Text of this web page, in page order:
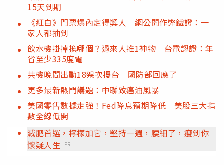
15天到期
《紅白》門票爆內定得獎人 網公開作弊鐵證：一
家人都抽到
飲水機掛掉換哪個？過來人推1神物 台電認證：年
省至少335度電
共機晚間出動18架次擾台 國防部回應了
更多最新熱門議題：中聯致癌油風暴
美國零售數據走強！Fed降息預期降低 美股三大指
數全線低開
減肥首選，檸檬加它，堅持一週，腰細了，瘦到你
懷疑人生
PR